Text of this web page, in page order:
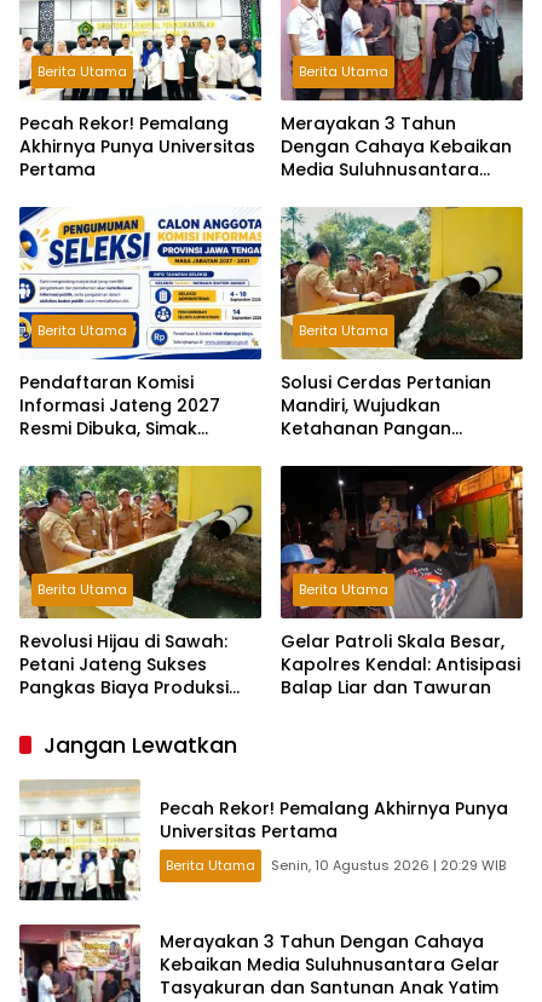
Berita Utama
Pecah Rekor! Pemalang
Akhirnya Punya Universitas
Pertama
Berita Utama
Merayakan 3 Tahun
Dengan Cahaya Kebaikan
Media Suluhnusantara
Santunan Anak Yatim
Berita Utama
Pendaftaran Komisi
Informasi Jateng 2027
Resmi Dibuka, Simak
Berita Utama
Solusi Cerdas Pertanian
Mandiri, Wujudkan
Ketahanan Pangan
Pompa Surya.
Berita Utama
Revolusi Hijau di Sawah:
Petani Jateng Sukses
Pangkas Biaya Produksi
Berita Utama
Gelar Patroli Skala Besar,
Kapolres Kendal: Antisipasi
Balap Liar dan Tawuran
Jangan Lewatkan
Pecah Rekor! Pemalang Akhirnya Punya
Universitas Pertama
Berita Utama Senin, 10 Agustus 2026 | 20:29 WIB
Merayakan 3 Tahun Dengan Cahaya
Kebaikan Media Suluhnusantara Gelar
Tasyakuran dan Santunan Anak Yatim